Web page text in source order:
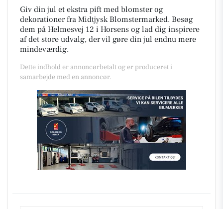
Giv din jul et ekstra pift med blomster og
dekorationer fra Midtjysk Blomstermarked. Besøg
dem på Helmesvej 12 i Horsens og lad dig inspirere
af det store udvalg, der vil gøre din jul endnu mere
mindeværdig.
Dette indhold er annoncørbetalt og er produceret i
samarbejde med en annoncør.